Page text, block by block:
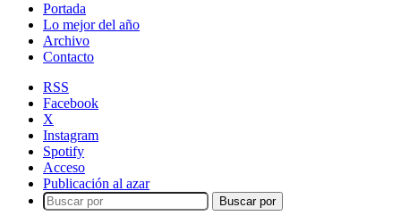
Portada
Lo mejor del año
Archivo
Contacto
RSS
Facebook
X
Instagram
Spotify
Acceso
Publicación al azar
Buscar por